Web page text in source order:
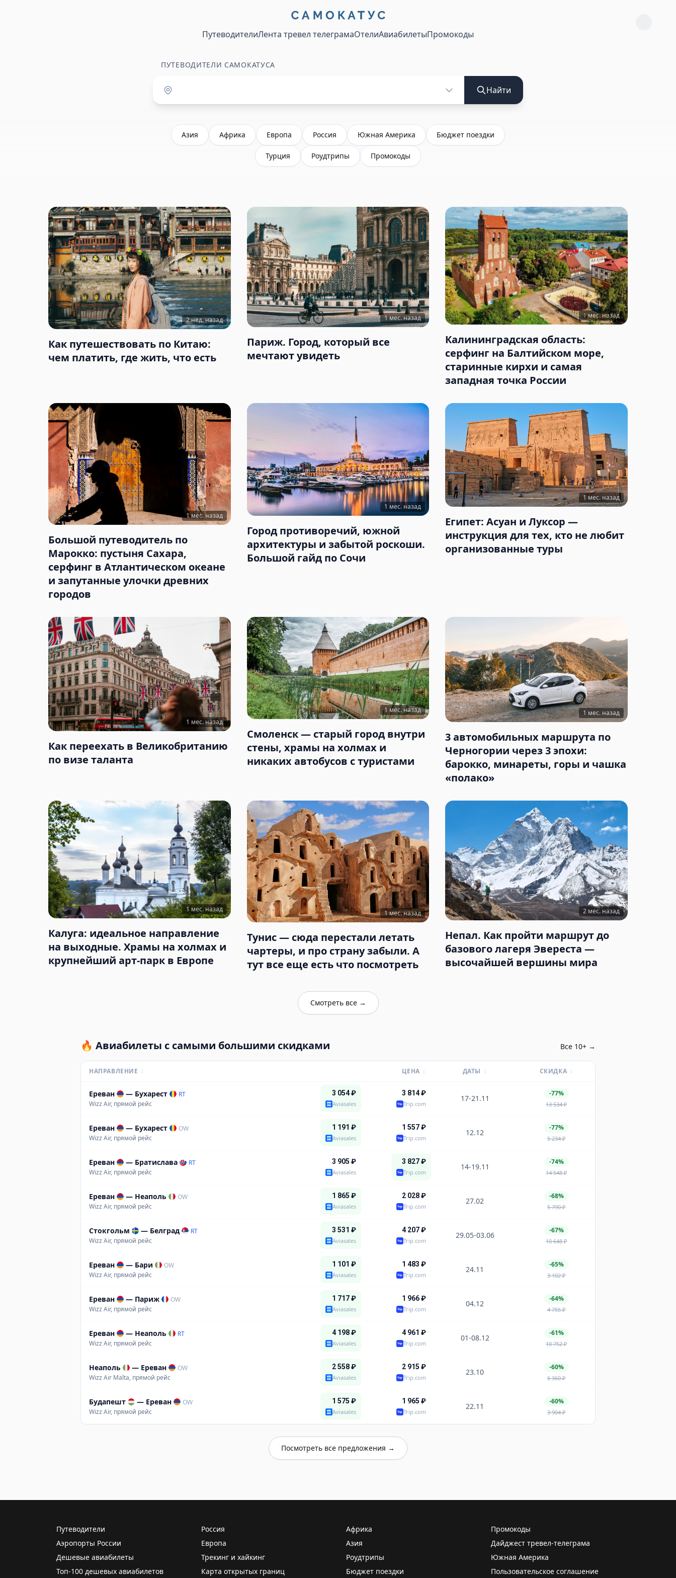
ПутеводителиЛента тревел телеграмаОтелиАвиабилетыПромокоды
ПУТЕВОДИТЕЛИ САМОКАТУСА
Найти
Азия Африка Европа Россия Южная Америка Бюджет поездки
Турция Роудтрипы Промокоды
2 нед. назад
Как путешествовать по Китаю:
чем платить, где жить, что есть
1 мес. назад
Париж. Город, который все
мечтают увидеть
1 мес. назад
Калининградская область:
серфинг на Балтийском море,
старинные кирхи и самая
западная точка России
1 мес. назад
Большой путеводитель по
Марокко: пустыня Сахара,
серфинг в Атлантическом океане
и запутанные улочки древних
городов
1 мес. назад
Город противоречий, южной
архитектуры и забытой роскоши.
Большой гайд по Сочи
1 мес. назад
Египет: Асуан и Луксор —
инструкция для тех, кто не любит
организованные туры
1 мес. назад
Как переехать в Великобританию
по визе таланта
1 мес. назад
Смоленск — старый город внутри
стены, храмы на холмах и
никаких автобусов с туристами
1 мес. назад
3 автомобильных маршрута по
Черногории через 3 эпохи:
барокко, минареты, горы и чашка
«полако»
1 мес. назад
Калуга: идеальное направление
на выходные. Храмы на холмах и
крупнейший арт-парк в Европе
1 мес. назад
Тунис — сюда перестали летать
чартеры, и про страну забыли. А
тут все еще есть что посмотреть
2 мес. назад
Непал. Как пройти маршрут до
базового лагеря Эвереста —
высочайшей вершины мира
Смотреть все→
🔥 Авиабилеты с самыми большими скидками Все 10+ →
НАПРАВЛЕНИЕ ↕ ЦЕНА ↕ ДАТЫ ↕ СКИДКА ↕
Ереван — Бухарест
RT
Wizz Air, прямой рейс
3 054₽
Aviasales
3 814₽
Trip.com
17-21.11
-77%
13 534₽
Ереван — Бухарест
OW
Wizz Air, прямой рейс
1 191 ₽
Aviasales
1 557₽
Trip.com
12.12
-77%
5 234₽
Ереван — Братислава
RT
Wizz Air, прямой рейс
3 905 ₽
Aviasales
3 827₽
Trip.com
14-19.11
-74%
14 548₽
Ереван — Неаполь
OW
Wizz Air, прямой рейс
1 865 ₽
Aviasales
2 028₽
Trip.com
27.02
-68%
5 790₽
Стокгольм — Белград
RT
Wizz Air, прямой рейс
3 531 ₽
Aviasales
4 207₽
Trip.com
29.05-03.06
-67%
10 648₽
Ереван — Бари
OW
Wizz Air, прямой рейс
1 101 ₽
Aviasales
1 483 ₽
Trip.com
24.11
-65%
3 102₽
Ереван — Париж
OW
Wizz Air, прямой рейс
1 717₽
Aviasales
1 966₽
Trip.com
04.12
-64%
4 755₽
Ереван — Неаполь
RT
Wizz Air, прямой рейс
4 198₽
Aviasales
4 961 ₽
Trip.com
01-08.12
-61%
10 752₽
Неаполь — Ереван
OW
Wizz Air Malta, прямой рейс
2 558₽
Aviasales
2 915 ₽
Trip.com
23.10
-60%
6 360₽
Будапешт — Ереван
OW
Wizz Air, прямой рейс
1 575 ₽
Aviasales
1 965 ₽
Trip.com
22.11
-60%
3 904₽
Посмотреть все предложения →
Путеводители Россия Африка
Промокоды
Аэропорты России
Европа Азия
Дайджест тревел-телеграма
Дешевые авиабилеты
Трекинг и хайкинг Роудтрипы
Южная Америка
Топ-100 дешевых авиабилетов
Карта открытых границ Бюджет поездки Пользовательское соглашение